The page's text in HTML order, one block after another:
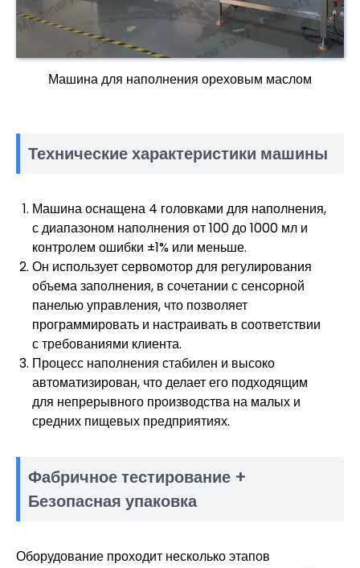
Машина для наполнения ореховым маслом
Технические характеристики машины
Машина оснащена 4 головками для наполнения,
с диапазоном наполнения от 100 до 1000 мл и
контролем ошибки ±1% или меньше.
Он использует сервомотор для регулирования
объема заполнения, в сочетании с сенсорной
панелью управления, что позволяет
программировать и настраивать в соответствии
с требованиями клиента.
Процесс наполнения стабилен и высоко
автоматизирован, что делает его подходящим
для непрерывного производства на малых и
средних пищевых предприятиях.
Фабричное тестирование +
Безопасная упаковка
Оборудование проходит несколько этапов